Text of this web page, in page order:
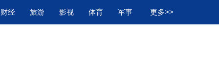
财经 旅游 影视 体育 军事 更多>>